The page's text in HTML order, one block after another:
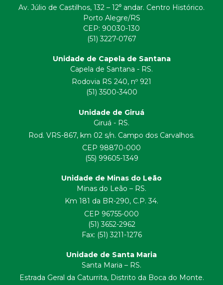
Av. Júlio de Castilhos, 132 – 12⁰ andar. Centro Histórico.
Porto Alegre/RS
CEP: 90030-130
(51) 3227-0767
Unidade de Capela de Santana
Capela de Santana - RS.
Rodovia RS 240, nº 921
(51) 3500-3400
Unidade de Giruá
Giruá - RS.
Rod. VRS-867, km 02 s/n. Campo dos Carvalhos.
CEP 98870-000
(55) 99605-1349
Unidade de Minas do Leão
Minas do Leão – RS.
Km 181 da BR-290, C.P. 34.
CEP 96755-000
(51) 3652-2962
Fax: (51) 3211-1276
Unidade de Santa Maria
Santa Maria – RS.
Estrada Geral da Caturrita, Distrito da Boca do Monte.